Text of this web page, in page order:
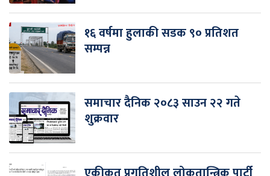
१६ वर्षमा हुलाकी सडक ९० प्रतिशत
सम्पन्न
समाचार दैनिक २०८३ साउन २२ गते
शुक्रवार